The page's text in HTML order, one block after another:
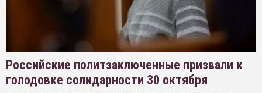
Российские политзаключенные призвали к
голодовке солидарности 30 октября